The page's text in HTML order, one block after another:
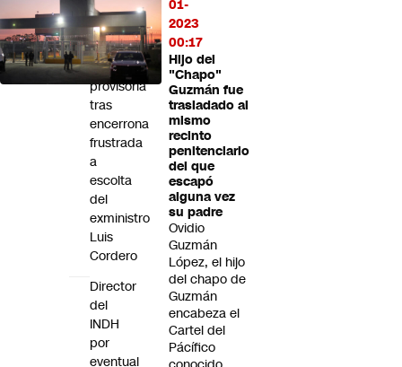
01-
2023
00:17
Hijo del
"Chapo"
Guzmán fue
trasladado al
mismo
recinto
penitenciario
del que
escapó
alguna vez
su padre
Ovidio
Guzmán
López, el hijo
del chapo de
Guzmán
encabeza el
Cartel del
Pácífico
y
adolescente
en
internación
provisoria
tras
encerrona
frustrada
a
escolta
del
exministro
Luis
Cordero
Director
del
INDH
por
eventual